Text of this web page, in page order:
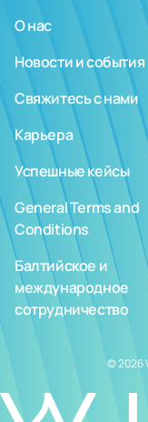
О нас
Новости и события
Свяжитесь с нами
Карьера
Успешные кейсы
General Terms and
Conditions
Балтийское и
международное
сотрудничество
© 2026